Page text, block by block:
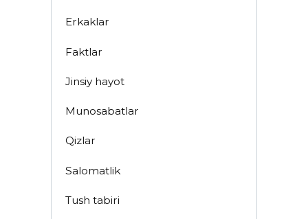
Erkaklar
Faktlar
Jinsiy hayot
Munosabatlar
Qizlar
Salomatlik
Tush tabiri